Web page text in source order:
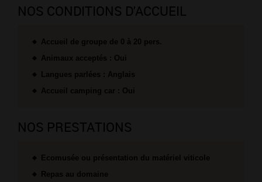
NOS CONDITIONS D'ACCUEIL
Accueil de groupe de 0 à 20 pers.
Animaux acceptés : Oui
Langues parlées : Anglais
Accueil camping car : Oui
NOS PRESTATIONS
Ecomusée ou présentation du matériel viticole
Repas au domaine